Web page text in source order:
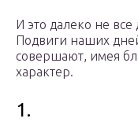
И это далеко не
Подвиги наших
совершают, имея
характер.
1.